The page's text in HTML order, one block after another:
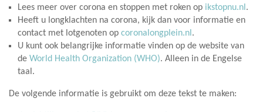
Lees meer over corona en stoppen met roken op ikstopnu.nl .
Heeft u longklachten na corona, kijk dan voor informatie en
contact met lotgenoten op coronalongplein.nl .
U kunt ook belangrijke informatie vinden op de website van
de World Health Organization (WHO). Alleen in de Engelse
taal.
De volgende informatie is gebruikt om deze tekst te maken: